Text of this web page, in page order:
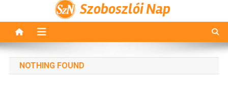
Szoboszlói Nap
NOTHING FOUND